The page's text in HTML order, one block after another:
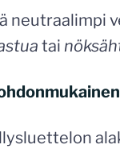
neutraalimpi
tai